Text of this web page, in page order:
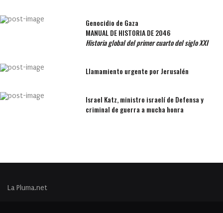
Genocidio de Gaza
MANUAL DE HISTORIA DE 2046
Historia global del primer cuarto del siglo XXI
Llamamiento urgente por Jerusalén
Israel Katz, ministro israelí de Defensa y
criminal de guerra a mucha honra
La Pluma.net